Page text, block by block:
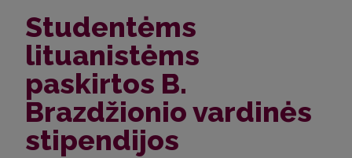
Studentėms
lituanistėms
paskirtos B.
Brazdžionio vardinės
stipendijos